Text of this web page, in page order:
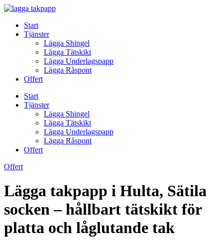
Skip
contentStart
Tjänster
Lägga Shingel
Lägga Tätskikt
Lägga Underlagspapp
Lägga Råspont
Offert
Start
Tjänster
Lägga Shingel
Lägga Tätskikt
Lägga Underlagspapp
Lägga Råspont
Offert
Offert
Lägga takpapp i Hulta, Sätila
socken – hållbart tätskikt för
platta och låglutande tak